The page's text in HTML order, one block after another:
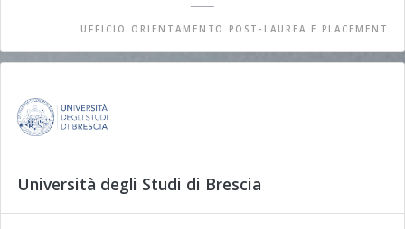
UFFICIO ORIENTAMENTO POST-LAUREA E PLACEMENT
Università degli Studi di Brescia